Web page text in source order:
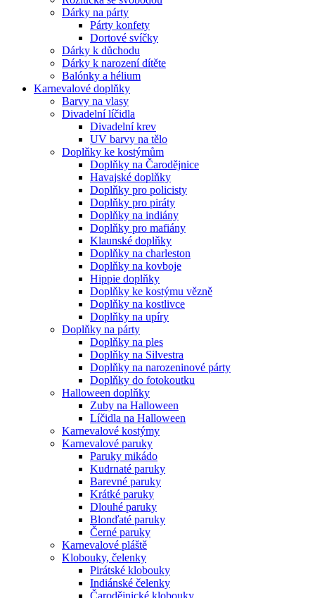
Dárky na párty
Párty konfety
Dortové svíčky
Dárky k důchodu
Dárky k narození dítěte
Balónky a hélium
Karnevalové doplňky
Barvy na vlasy
Divadelní líčidla
Divadelní krev
UV barvy na tělo
Doplňky ke kostýmům
Doplňky na Čarodějnice
Havajské doplňky
Doplňky pro policisty
Doplňky pro piráty
Doplňky na indiány
Doplňky pro mafiány
Klaunské doplňky
Doplňky na charleston
Doplňky na kovboje
Hippie doplňky
Doplňky ke kostýmu vězně
Doplňky na kostlivce
Doplňky na upíry
Doplňky na párty
Doplňky na ples
Doplňky na Silvestra
Doplňky na narozeninové párty
Doplňky do fotokoutku
Halloween doplňky
Zuby na Halloween
Líčidla na Halloween
Karnevalové kostýmy
Karnevalové paruky
Paruky mikádo
Kudrnaté paruky
Barevné paruky
Krátké paruky
Dlouhé paruky
Blonďaté paruky
Černé paruky
Karnevalové pláště
Klobouky, čelenky
Pirátské klobouky
Indiánské čelenky
Čarodějnické klobouky